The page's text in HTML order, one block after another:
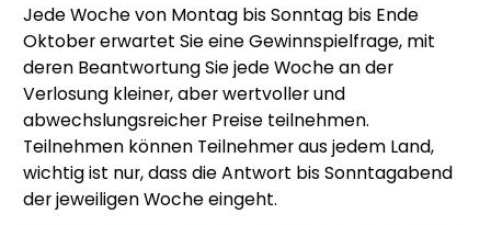
Jede Woche von Montag bis Sonntag bis Ende
Oktober erwartet Sie eine Gewinnspielfrage, mit
deren Beantwortung Sie jede Woche an der
Verlosung kleiner, aber wertvoller und
abwechslungsreicher Preise teilnehmen.
Teilnehmen können Teilnehmer aus jedem Land,
wichtig ist nur, dass die Antwort bis Sonntagabend
der jeweiligen Woche eingeht.